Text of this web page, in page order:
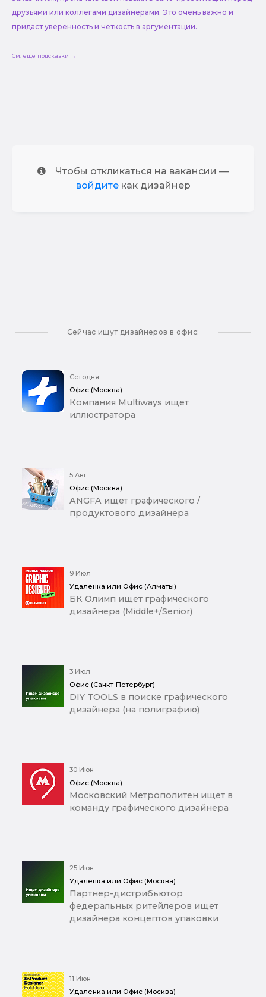
друзьями или коллегами дизайнерами. Это очень важно и
придаст уверенность и четкость в аргументации.
См. еще подсказки →
Чтобы откликаться на вакансии —
войдитекак дизайнер
Сейчас ищут дизайнеров в офис:
Сегодня
Офис (Москва)
Компания Multiways ищет
иллюстратора
5 Авг
Офис (Москва)
ANGFA ищет графического /
продуктового дизайнера
9 Июл
Удаленка или Офис (Алматы)
БК Олимп ищет графического
дизайнера (Middle+/Senior)
3 Июл
Офис (Санкт-Петербург)
DIY TOOLS в поиске графического
дизайнера (на полиграфию)
30 Июн
Офис (Москва)
Московский Метрополитен ищет в
команду графического дизайнера
25 Июн
Удаленка или Офис (Москва)
Партнер-дистрибьютор
федеральных ритейлеров ищет
дизайнера концептов упаковки
11 Июн
Удаленка или Офис (Москва)